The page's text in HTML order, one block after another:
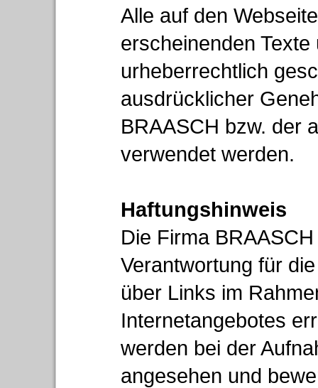
Alle auf den
erscheinenden
urheberrechtlich
ausdrücklicher
BRAASCH bzw. der
verwendet werden.
Haftungshinweis
Die Firma
Verantwortung für
über Links im
Internetangebotes
werden bei der
angesehen und